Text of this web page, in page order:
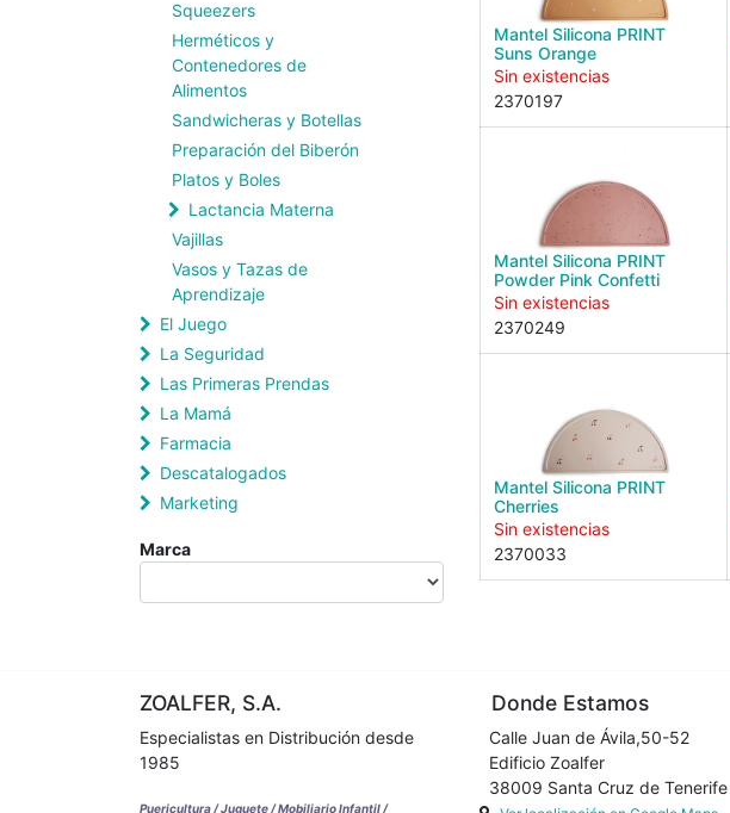
Squeezers
Herméticos y
Contenedores de
Alimentos
Sandwicheras y Botellas
Preparación del Biberón
Platos y Boles
Lactancia Materna
Vajillas
Vasos y Tazas de
Aprendizaje
El Juego
La Seguridad
Las Primeras Prendas
La Mamá
Farmacia
Descatalogados
Marketing
Marca
Mantel Silicona PRINT
Suns Orange
Sin existencias
2370197
Mantel Silicona PRINT
Powder Pink Confetti
Sin existencias
2370249
Mantel Silicona PRINT
Cherries
Sin existencias
2370033
ZOALFER, S.A.
Especialistas en Distribución desde
1985
Puericultura / Juguete / Mobiliario Infantil /
Donde Estamos
Calle Juan de Ávila,50-52
Edificio Zoalfer
38009 Santa Cruz de Tenerife